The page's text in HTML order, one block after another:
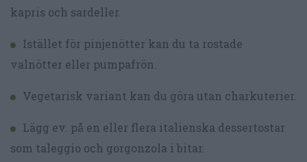
kapris och sardeller.
Istället för pinjenötter kan du ta rostade
valnötter eller pumpafrön.
Vegetarisk variant kan du göra utan charkuterier.
Lägg ev. på en eller flera italienska dessertostar
som taleggio och gorgonzola i bitar.